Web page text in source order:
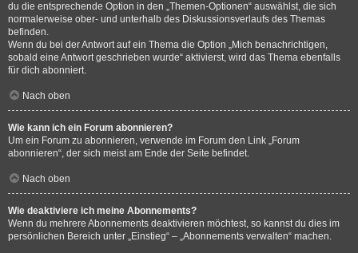
du die entsprechende Option in den „Themen-Optionen“ auswählst, die sich
normalerweise ober- und unterhalb des Diskussionsverlaufs des Themas
befinden.
Wenn du bei der Antwort auf ein Thema die Option „Mich benachrichtigen,
sobald eine Antwort geschrieben wurde“ aktivierst, wird das Thema ebenfalls
für dich abonniert.
Nach oben
Wie kann ich ein Forum abonnieren?
Um ein Forum zu abonnieren, verwende im Forum den Link „Forum
abonnieren“, der sich meist am Ende der Seite befindet.
Nach oben
Wie deaktiviere ich meine Abonnements?
Wenn du mehrere Abonnements deaktivieren möchtest, so kannst du dies im
persönlichen Bereich unter „Einstieg“ – „Abonnements verwalten“ machen.